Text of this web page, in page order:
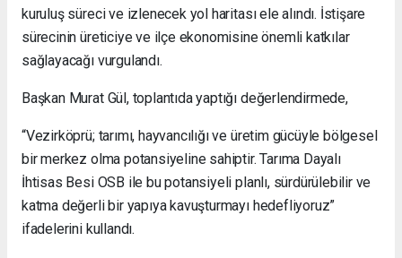
kuruluş süreci ve izlenecek yol haritası ele alındı. İstişare
sürecinin üreticiye ve ilçe ekonomisine önemli katkılar
sağlayacağı vurgulandı.
Başkan Murat Gül, toplantıda yaptığı değerlendirmede,
“Vezirköprü; tarımı, hayvancılığı ve üretim gücüyle bölgesel
bir merkez olma potansiyeline sahiptir. Tarıma Dayalı
İhtisas Besi OSB ile bu potansiyeli planlı, sürdürülebilir ve
katma değerli bir yapıya kavuşturmayı hedefliyoruz”
ifadelerini kullandı.